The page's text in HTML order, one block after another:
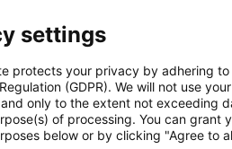
choisie. Une
atteindre
de portique ou un bras
la
coût de la résine et la
settings
protects your privacy by adhering to
(GDPR). We will not use
only to the extent not exceeding
of processing. You can grant
below or by clicking "Agree to